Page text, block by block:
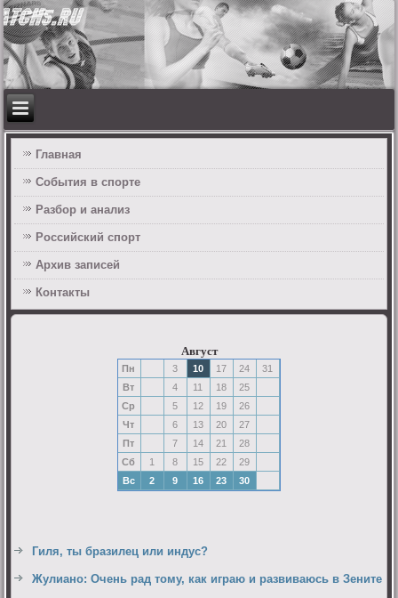
Главная
События в спорте
Разбор и анализ
Российский спорт
Архив записей
Контакты
Август
Пн 3 10 17 24
31
Вт
4 11 18
25
Ср
5 12 19
26
Чт
6 13 20
27
Пт
7 14 21
28
Сб
1 8 15 22
29
Вс
2 9 16 23 30
Гиля, ты бразилец или индус?
Жулиано: Очень рад тому, как играю и развиваюсь в Зените